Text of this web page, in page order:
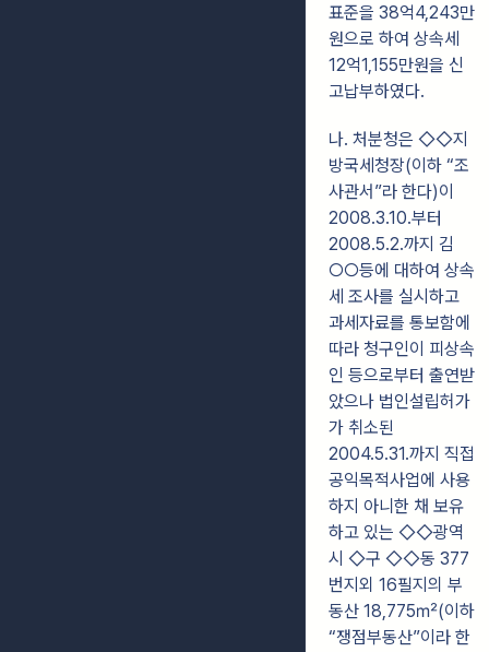
표준을 38억4,243만
원으로 하여 상속세
12억1,155만원을 신
고납부하였다.
나. 처분청은 ◇◇지
방국세청장(이하 “조
사관서”라 한다)이
2008.3.10.부터
2008.5.2.까지 김
○○등에 대하여 상속
세 조사를 실시하고
과세자료를 통보함에
따라 청구인이 피상속
인 등으로부터 출연받
았으나 법인설립허가
가 취소된
2004.5.31.까지 직접
공익목적사업에 사용
하지 아니한 채 보유
하고 있는 ◇◇광역
시 ◇구 ◇◇동 377
번지외 16필지의 부
동산 18,775㎡(이하
“쟁점부동산”이라 한